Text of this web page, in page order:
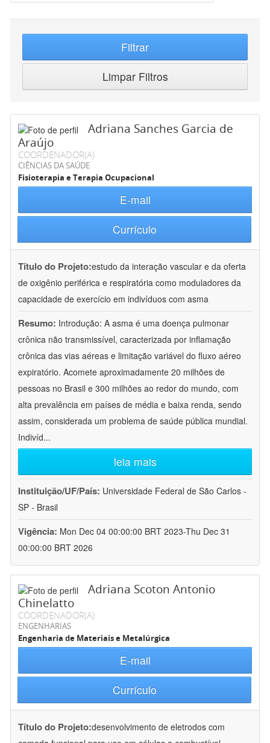
Filtrar
Limpar Filtros
Adriana Sanches Garcia de
Araújo
COORDENADOR(A)
CIÊNCIAS DA SAÚDE
Fisioterapia e Terapia Ocupacional
E-mail
Currículo
Título do Projeto:estudo da interação vascular e da oferta
de oxigênio periférica e respiratória como moduladores da
capacidade de exercício em indivíduos com asma
Resumo: Introdução: A asma é uma doença pulmonar
crônica não transmissível, caracterizada por inflamação
crônica das vias aéreas e limitação variável do fluxo aéreo
expiratório. Acomete aproximadamente 20 milhões de
pessoas no Brasil e 300 milhões ao redor do mundo, com
alta prevalência em países de média e baixa renda, sendo
assim, considerada um problema de saúde pública mundial.
Indivíd...
leia mais
Instituição/UF/País: Universidade Federal de São Carlos -
SP - Brasil
Vigência: Mon Dec 04 00:00:00 BRT 2023-Thu Dec 31
00:00:00 BRT 2026
Adriana Scoton Antonio
Chinelatto
COORDENADOR(A)
ENGENHARIAS
Engenharia de Materiais e Metalúrgica
E-mail
Currículo
Título do Projeto:desenvolvimento de eletrodos com